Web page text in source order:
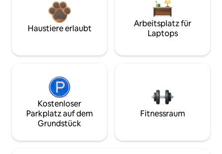
Haustiere erlaubt
Arbeitsplatz für
Laptops
Kostenloser
Parkplatz auf dem
Grundstück
Fitnessraum